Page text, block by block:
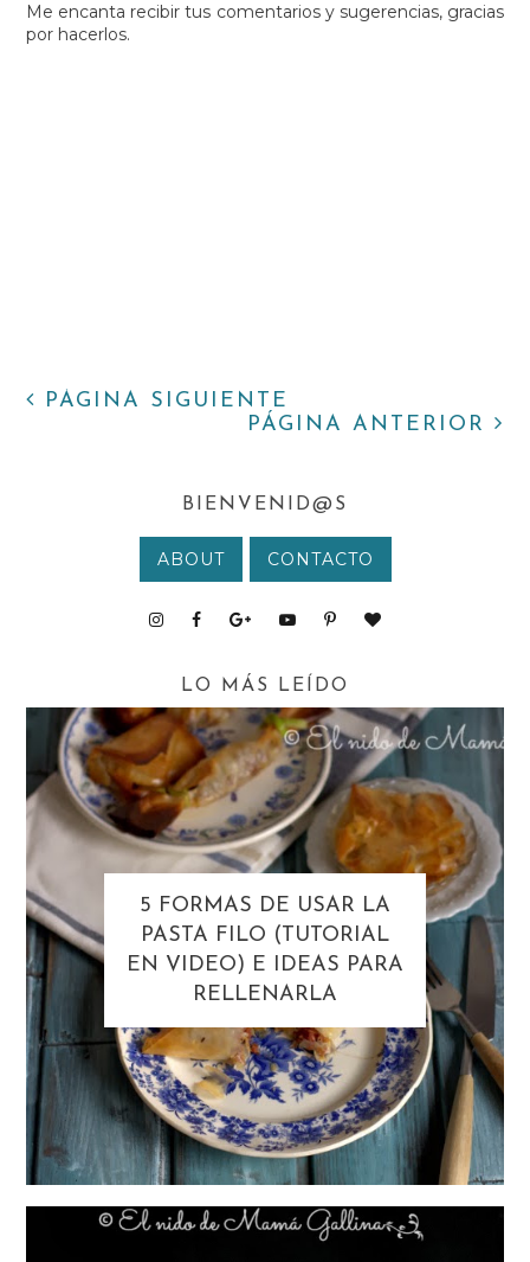
Me encanta recibir tus comentarios y sugerencias, gracias
por hacerlos.
PÁGINA SIGUIENTE
PÁGINA ANTERIOR
BIENVENID@S
ABOUT CONTACTO
LO MÁS LEÍDO
5 FORMAS DE USAR LA
PASTA FILO (TUTORIAL
EN VIDEO) E IDEAS PARA
RELLENARLA